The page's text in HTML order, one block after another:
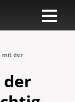
mit der